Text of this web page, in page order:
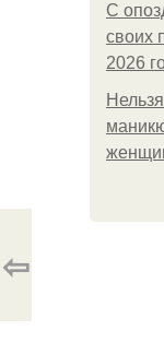
С
своих
2026
⇦